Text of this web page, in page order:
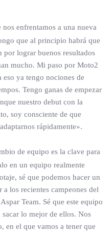
enfrentamos a una nueva
que al principio habrá que
por lograr buenos resultados
mucho. Mi paso por Moto2
ya tengo nociones de
Tengo ganas de empezar
nuestro debut con la
soy consciente de que
rápidamente».
de equipo es la clave para
en un equipo realmente
sé que podemos hacer un
los recientes campeones del
Team. Sé que este equipo
lo mejor de ellos. Nos
en el que vamos a tener que